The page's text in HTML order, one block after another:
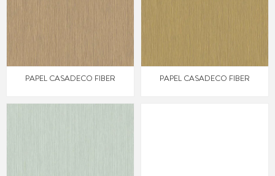
PAPEL CASADECO FIBER PAPEL CASADECO FIBER